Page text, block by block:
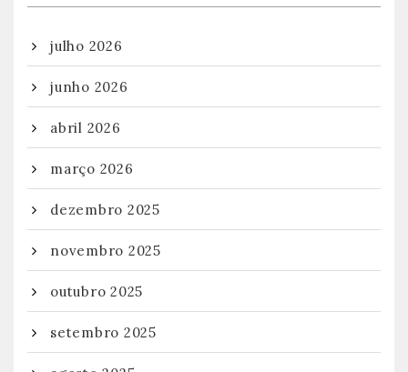
julho 2026
junho 2026
abril 2026
março 2026
dezembro 2025
novembro 2025
outubro 2025
setembro 2025